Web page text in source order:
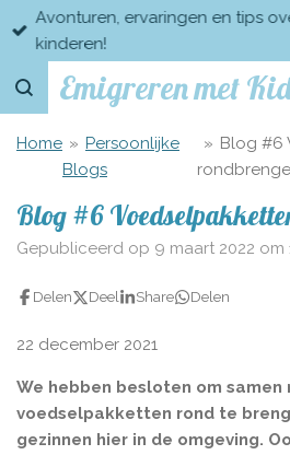
Ga
direct
naar
Emigreren met
Avonturen, ervaringen en tips
kinderen!
Home » Persoonlijke
Blogs
» Blog #6
Blog #6
Gepubliceerd op 9 maart 2022 om
Delen Deel Share Delen
22 december 2021
We hebben besloten om
voedselpakketten rond te
gezinnen hier in de omgeving.